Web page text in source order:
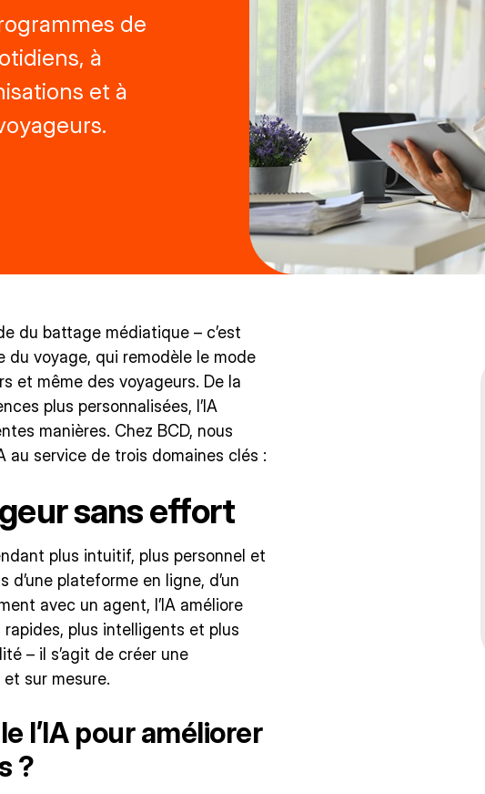
de
à
et à
du battage médiatique – c’est
voyage, qui remodèle le mode
et même des voyageurs. De la
plus personnalisées, l’IA
manières. Chez BCD, nous
au service de trois domaines clés :
sans effort
plus intuitif, plus personnel et
d’une plateforme en ligne, d’un
avec un agent, l’IA améliore
rapides, plus intelligents et plus
– il s’agit de créer une
sur mesure.
l’IA pour améliorer
?